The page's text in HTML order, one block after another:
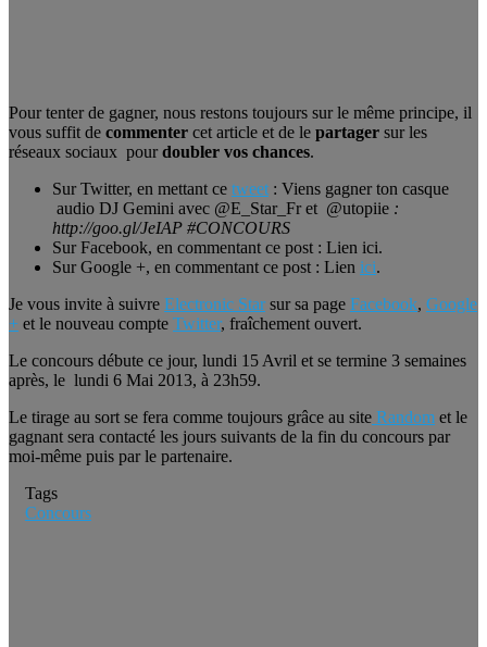
Pour tenter de gagner, nous restons toujours sur le même principe, il
vous suffit de commenter cet article et de le partager sur les
réseaux sociaux pourdoubler vos chances.
Sur Twitter, en mettant ce tweet : Viens gagner ton casque
audio DJ Gemini avec @E_Star_Fr et @utopiie :
http://goo.gl/JeIAP #CONCOURS
Sur Facebook, en commentant ce post : Lien ici.
Sur Google +, en commentant ce post : Lien ici.
Je vous invite à suivre Electronic Star sur sa page Facebook, Google
+ et le nouveau compte Twitter, fraîchement ouvert.
Le concours débute ce jour, lundi 15 Avril et se termine 3 semaines
après, le lundi 6 Mai 2013, à 23h59.
Le tirage au sort se fera comme toujours grâce au site Random et le
gagnant sera contacté les jours suivants de la fin du concours par
moi-même puis par le partenaire.
Tags
Concours